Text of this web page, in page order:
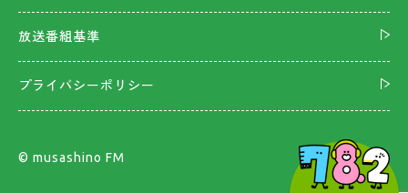
放送番組基準
プライバシーポリシー
©︎ musashino FM